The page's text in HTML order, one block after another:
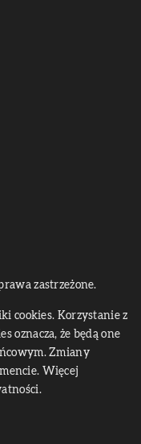
zastrzeżone.
cookies. Korzystanie z
oznacza, że będą one
Zmiany
Więcej
.